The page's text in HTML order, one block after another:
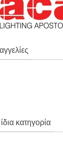
κατηγορία